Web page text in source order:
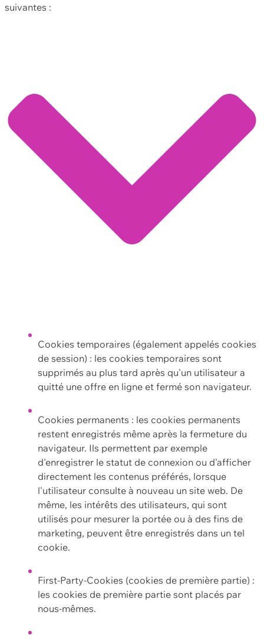
suivantes :
Cookies temporaires (également appelés cookies
de session) : les cookies temporaires sont
supprimés au plus tard après qu'un utilisateur a
quitté une offre en ligne et fermé son navigateur.
Cookies permanents : les cookies permanents
restent enregistrés même après la fermeture du
navigateur. Ils permettent par exemple
d'enregistrer le statut de connexion ou d'afficher
directement les contenus préférés, lorsque
l'utilisateur consulte à nouveau un site web. De
même, les intérêts des utilisateurs, qui sont
utilisés pour mesurer la portée ou à des fins de
marketing, peuvent être enregistrés dans un tel
cookie.
First-Party-Cookies (cookies de première partie) :
les cookies de première partie sont placés par
nous-mêmes.